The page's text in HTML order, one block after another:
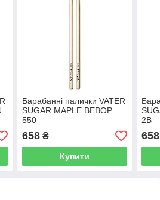
Барабанні палички VATER
SUGAR MAPLE BEBOP
550
658₴
Купити
2B
658